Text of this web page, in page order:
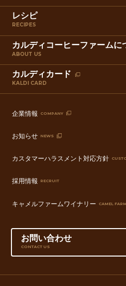
レシピ
RECIPES
カルディコーヒーファームに
ABOUT US
カルディカード
KALDI CARD
企業情報 COMPANY
お知らせ NEWS
カスタマーハラスメント対応方針
採用情報 RECRUIT
キャメルファームワイナリー CAMEL
お問い合わせ
CONTACT US